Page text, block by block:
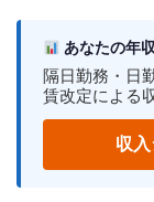
あなたの年
隔日勤務・日
賃改定による
収